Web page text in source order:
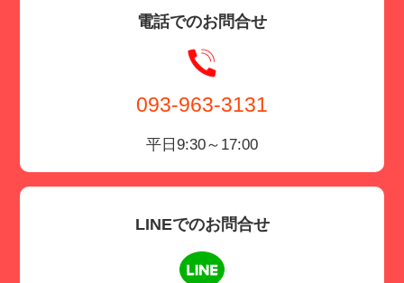
電話でのお問合せ
093-963-3131
平日9:30～17:00
LINEでのお問合せ